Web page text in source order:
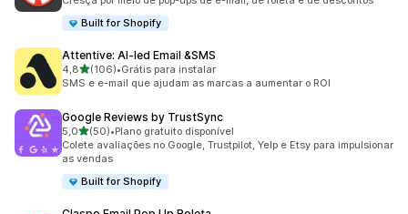
Built for Shopify
Attentive: AI‑led Email &SMS
4,8de 5 estrelas
(106)
106 avaliações ao todo
•Grátis para instalar
SMS e e-mail que ajudam as marcas a aumentar o ROI
Google Reviews by TrustSync
5,0de 5 estrelas
(50)
50 avaliações ao todo
•Plano gratuito disponível
Colete avaliações no Google, Trustpilot, Yelp e Etsy para impulsionar
as vendas
Built for Shopify